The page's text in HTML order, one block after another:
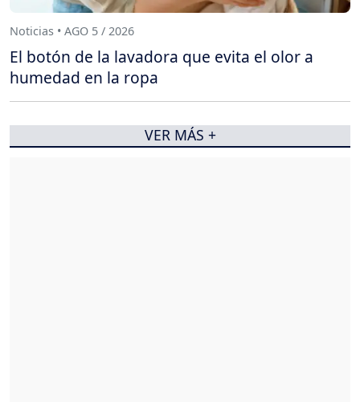
Noticias • AGO 5 / 2026
El botón de la lavadora que evita el olor a
humedad en la ropa
VER MÁS +